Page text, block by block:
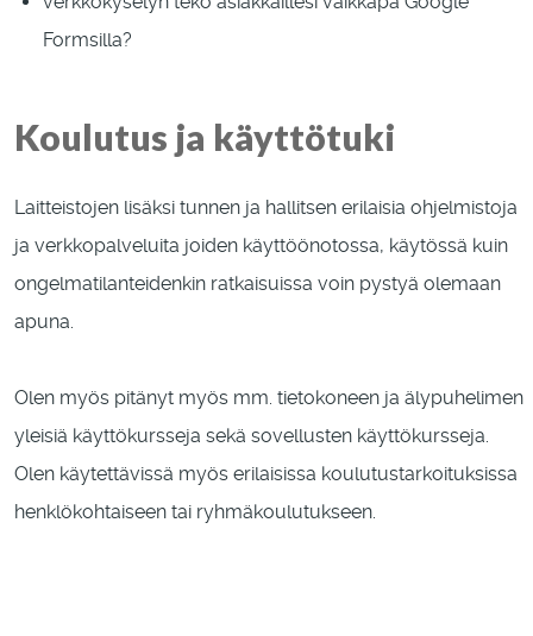
Formsilla?
Koulutus ja käyttötuki
Laitteistojen lisäksi tunnen ja hallitsen erilaisia ohjelmistoja
ja verkkopalveluita joiden käyttöönotossa, käytössä kuin
ongelmatilanteidenkin ratkaisuissa voin pystyä olemaan
apuna.
Olen myös pitänyt myös mm. tietokoneen ja älypuhelimen
yleisiä käyttökursseja sekä sovellusten käyttökursseja.
Olen käytettävissä myös erilaisissa koulutustarkoituksissa
henklökohtaiseen tai ryhmäkoulutukseen.